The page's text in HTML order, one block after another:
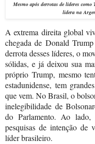
Mesmo após derrotas de líderes
lidera na
A extrema direita global
chegada de Donald
derrota desses líderes, o
sólidas, e já deixou sua
próprio Trump, mesmo
estadunidense, tem
que vem. No Brasil, o
inelegibilidade de
do Parlamento. Ao
pesquisas de intenção de
líder brasileiro.